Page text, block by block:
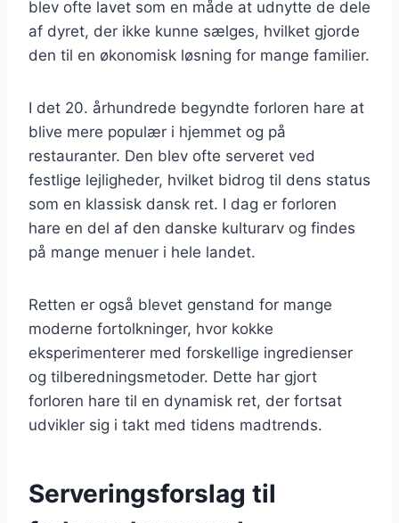
blev ofte lavet som en måde at udnytte de dele
af dyret, der ikke kunne sælges, hvilket gjorde
den til en økonomisk løsning for mange familier.
I det 20. århundrede begyndte forloren hare at
blive mere populær i hjemmet og på
restauranter. Den blev ofte serveret ved
festlige lejligheder, hvilket bidrog til dens status
som en klassisk dansk ret. I dag er forloren
hare en del af den danske kulturarv og findes
på mange menuer i hele landet.
Retten er også blevet genstand for mange
moderne fortolkninger, hvor kokke
eksperimenterer med forskellige ingredienser
og tilberedningsmetoder. Dette har gjort
forloren hare til en dynamisk ret, der fortsat
udvikler sig i takt med tidens madtrends.
Serveringsforslag til